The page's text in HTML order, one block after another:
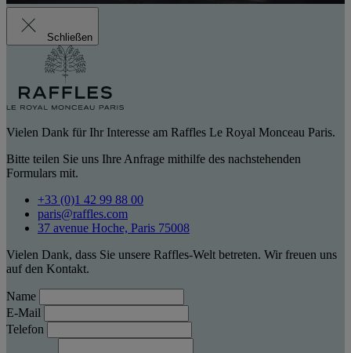
Schließen
Vielen Dank für Ihr Interesse am Raffles Le Royal Monceau Paris.
Bitte teilen Sie uns Ihre Anfrage mithilfe des nachstehenden
Formulars mit.
+33 (0)1 42 99 88 00
paris@raffles.com
37 avenue Hoche, Paris 75008
Vielen Dank, dass Sie unsere Raffles-Welt betreten. Wir freuen uns
auf den Kontakt.
Name
E-Mail
Telefon